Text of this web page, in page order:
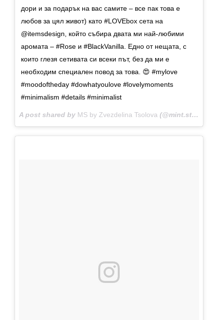
дори и за подарък на вас самите – все пак това е
любов за цял живот) като #LOVEbox сета на
@itemsdesign, който събира двата ми най-любими
аромата – #Rose и #BlackVanilla. Едно от нещата, с
които глезя сетивата си всеки път, без да ми е
необходим специален повод за това. 😍 #mylove
#moodoftheday #dowhatyoulove #lovelymoments
#minimalism #details #minimalist
A post shared by MS by Zvezdelina Tsolova (@mint.stories) on